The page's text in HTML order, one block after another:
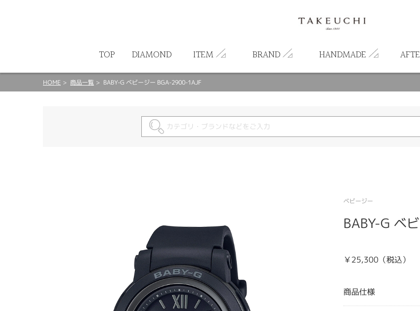
TOP DIAMOND ITEM BRAND HANDMADE
HOME 商品一覧 BABY-G ベビージー BGA-2900-1AJF
ベビージー
BABY-G ベ
￥25,300（税込）
商品仕様